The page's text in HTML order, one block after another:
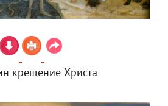
крещение Христа